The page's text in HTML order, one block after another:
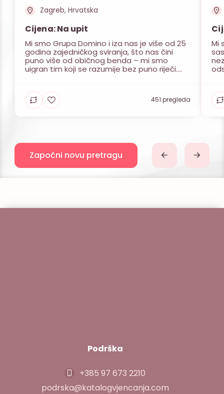
Zagreb, Hrvatska
Cijena: Na upit
Mi smo Grupa Domino i iza nas je više od 25
godina zajedničkog sviranja, što nas čini
puno više od običnog benda – mi smo
uigran tim koji se razumije bez puno riječi.
lakoćom krećemo kroz raznovrsne glazbene
žanrove i […]
451 pregleda
Mi
Započni novu pretragu
Podrška
+385 97 673 2210
podrska@katalogvjencanja.com